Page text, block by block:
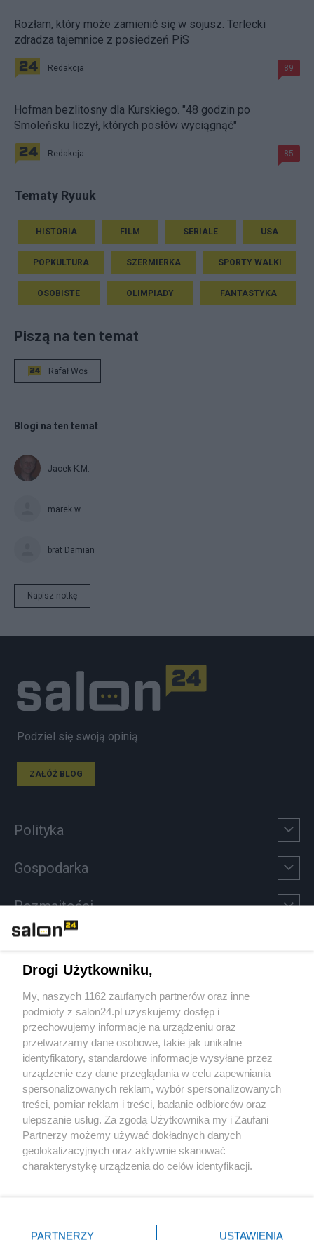
Rozłam, który może zamienić się w sojusz. Terlecki
zdradza tajemnice z posiedzeń PiS
Redakcja 89
Hofman bezlitosny dla Kurskiego. "48 godzin po
Smoleńsku liczył, których posłów wyciągnąć"
Redakcja 85
Tematy Ryuuk
HISTORIA FILM SERIALE USA
POPKULTURA SZERMIERKA SPORTY WALKI
OSOBISTE OLIMPIADY FANTASTYKA
Piszą na ten temat
Rafał Woś
Blogi na ten temat
Jacek K.M.
marek.w
brat Damian
Napisz notkę
Podziel się swoją opinią
ZAŁÓŻ BLOG
Polityka
Gospodarka
Rozmaitości
Sport
Społeczeństwo
Kultura
X Facebook Instagram Youtube
Drogi Użytkowniku,
My, naszych 1162 zaufanych partnerów oraz inne
podmioty z salon24.pl uzyskujemy dostęp i
przechowujemy informacje na urządzeniu oraz
przetwarzamy dane osobowe, takie jak unikalne
identyfikatory, standardowe informacje wysyłane przez
urządzenie czy dane przeglądania w celu zapewniania
spersonalizowanych reklam, wybór spersonalizowanych
treści, pomiar reklam i treści, badanie odbiorców oraz
ulepszanie usług. Za zgodą Użytkownika my i Zaufani
Partnerzy możemy używać dokładnych danych
geolokalizacyjnych oraz aktywnie skanować
charakterystykę urządzenia do celów identyfikacji.
zmienić/wycofać klikając przycisk ustawień prywatności
PARTNERZY USTAWIENIA